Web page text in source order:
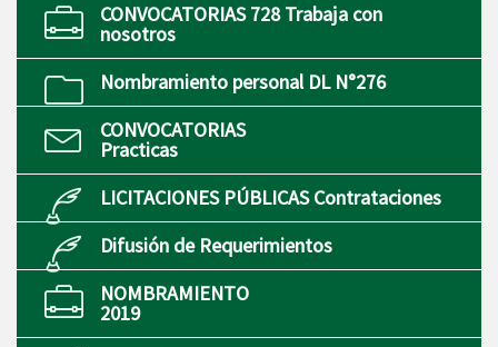
CONVOCATORIAS 728 Trabaja con
nosotros
Nombramiento personal DL N°276
CONVOCATORIAS
Practicas
LICITACIONES PÚBLICAS Contrataciones
Difusión de Requerimientos
NOMBRAMIENTO
2019